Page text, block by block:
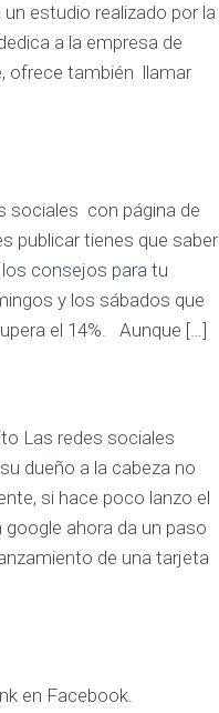
estudio realizado por la
a la empresa de
ofrece también llamar
sociales con página de
publicar tienes que saber
consejos para tu
y los sábados que
el 14%. Aunque […]
Las redes sociales
dueño a la cabeza no
si hace poco lanzo el
ahora da un paso
de una tarjeta
en Facebook.